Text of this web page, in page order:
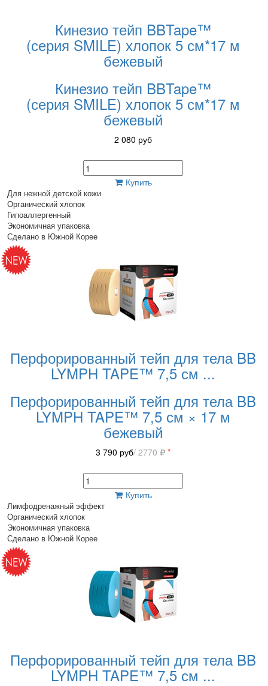
Кинезио тейп BBTape™
(серия SMILE) хлопок 5 см*17 м
бежевый
Кинезио тейп BBTape™
(серия SMILE) хлопок 5 см*17 м
бежевый
2 080 руб
Купить
Для нежной детской кожи
Органический хлопок
Гипоаллергенный
Экономичная упаковка
Сделано в Южной Корее
Перфорированный тейп для тела BB
LYMPH TAPE™ 7,5 см ...
Перфорированный тейп для тела BB
LYMPH TAPE™ 7,5 см × 17 м
бежевый
3 790 руб/ 2770 *
Купить
Лимфодренажный эффект
Органический хлопок
Экономичная упаковка
Сделано в Южной Корее
Перфорированный тейп для тела BB
LYMPH TAPE™ 7,5 см ...